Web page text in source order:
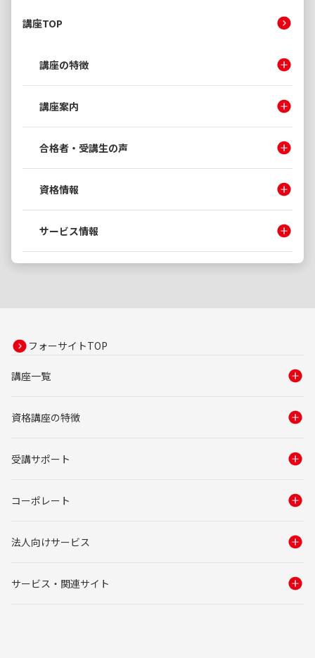
講座TOP
講座の特徴
講座案内
合格者・受講生の声
資格情報
サービス情報
フォーサイトTOP
講座一覧
資格講座の特徴
受講サポート
コーポレート
法人向けサービス
サービス・関連サイト